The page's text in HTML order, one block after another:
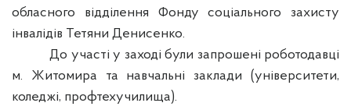
обласного відділення Фонду соціального захисту
інвалідів Тетяни Денисенко.
До участі у заході були запрошені роботодавці
м. Житомира та навчальні заклади (університети,
коледжі, профтехучилища).